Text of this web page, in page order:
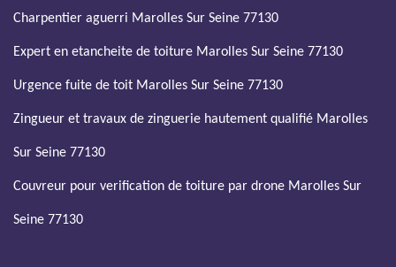
Charpentier aguerri Marolles Sur Seine 77130
Expert en etancheite de toiture Marolles Sur Seine 77130
Urgence fuite de toit Marolles Sur Seine 77130
Zingueur et travaux de zinguerie hautement qualifié Marolles
Sur Seine 77130
Couvreur pour verification de toiture par drone Marolles Sur
Seine 77130